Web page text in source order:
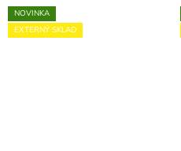
NOVINKA
EXTERNÝ SKLAD